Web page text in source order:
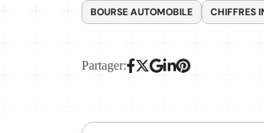
BOURSE AUTOMOBILE
CHIFFRES
Partager: